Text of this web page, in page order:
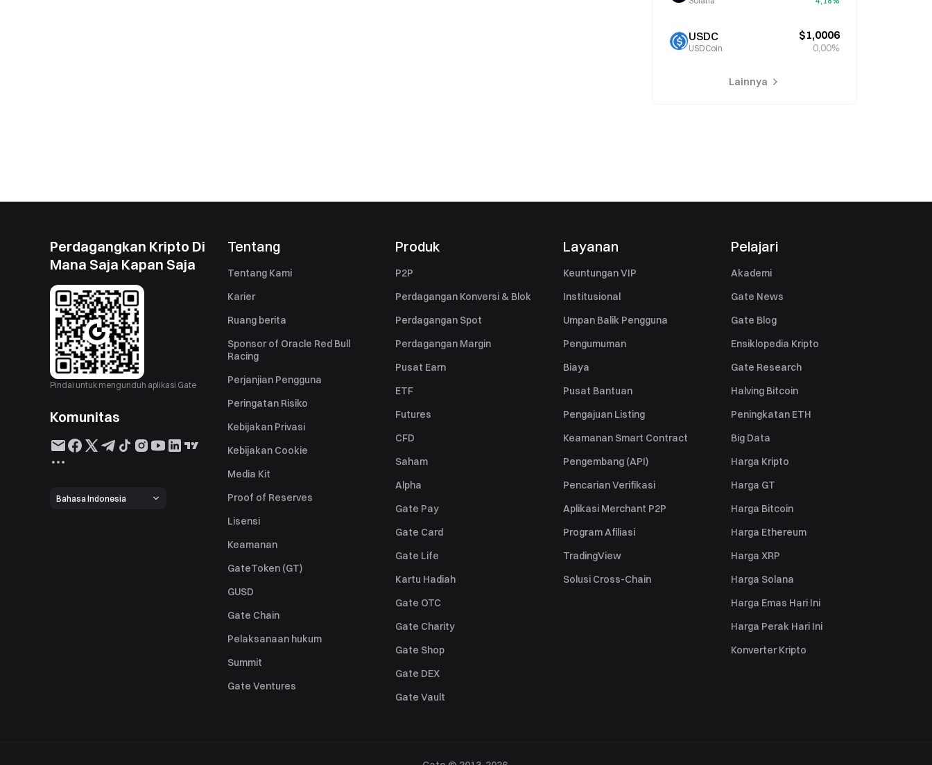
USDC
USDCoin
$1,0006
0,00%
Lainnya
Perdagangkan Kripto Di
Mana Saja Kapan Saja
Pindai untuk mengunduh aplikasi Gate
Komunitas
Bahasa Indonesia
Tentang
Tentang Kami
Karier
Ruang berita
Sponsor of Oracle Red Bull
Racing
Perjanjian Pengguna
Peringatan Risiko
Kebijakan Privasi
Kebijakan Cookie
Media Kit
Proof of Reserves
Lisensi
Keamanan
GateToken (GT)
GUSD
Gate Chain
Pelaksanaan hukum
Summit
Gate Ventures
Produk
P2P
Perdagangan Konversi & Blok
Perdagangan Spot
Perdagangan Margin
Pusat Earn
ETF
Futures
CFD
Saham
Alpha
Gate Pay
Gate Card
Gate Life
Kartu Hadiah
Gate OTC
Gate Charity
Gate Shop
Gate DEX
Gate Vault
Layanan
Keuntungan VIP
Institusional
Umpan Balik Pengguna
Pengumuman
Biaya
Pusat Bantuan
Pengajuan Listing
Keamanan Smart Contract
Pengembang (API)
Pencarian Verifikasi
Aplikasi Merchant P2P
Program Afiliasi
TradingView
Solusi Cross-Chain
Pelajari
Akademi
Gate News
Gate Blog
Ensiklopedia Kripto
Gate Research
Halving Bitcoin
Peningkatan ETH
Big Data
Harga Kripto
Harga GT
Harga Bitcoin
Harga Ethereum
Harga XRP
Harga Solana
Harga Emas Hari Ini
Harga Perak Hari Ini
Konverter Kripto